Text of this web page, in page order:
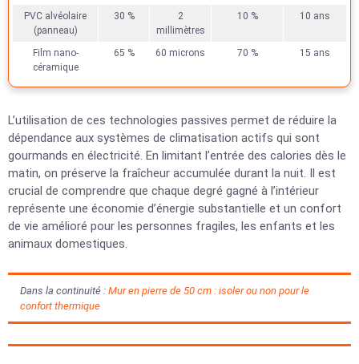
PVC alvéolaire
(panneau)
30 %
2
millimètres
10 % 10 ans
Film nano-
céramique
65 % 60 microns 70 % 15 ans
L’utilisation de ces technologies passives permet de réduire la
dépendance aux systèmes de climatisation actifs qui sont
gourmands en électricité. En limitant l’entrée des calories dès le
matin, on préserve la fraîcheur accumulée durant la nuit. Il est
crucial de comprendre que chaque degré gagné à l’intérieur
représente une économie d’énergie substantielle et un confort
de vie amélioré pour les personnes fragiles, les enfants et les
animaux domestiques.
Dans la continuité : Mur en pierre de 50 cm : isoler ou non pour le
confort thermique